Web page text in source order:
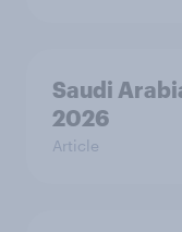
Saudi
2026
Article